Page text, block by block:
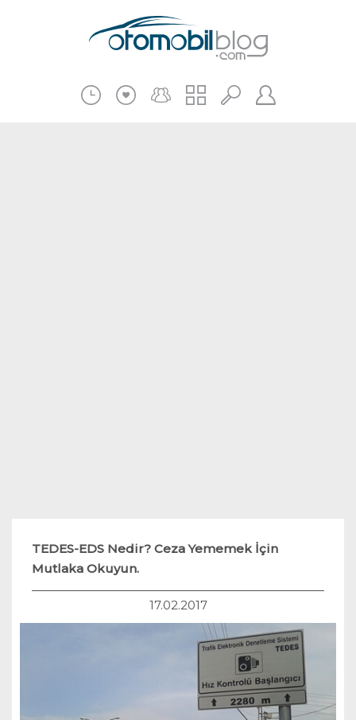
TEDES-EDS Nedir? Ceza Yememek İçin
Mutlaka Okuyun.
17.02.2017